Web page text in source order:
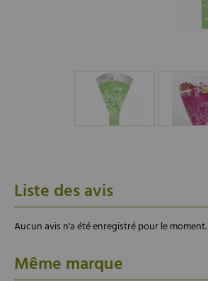
Liste des avis
Aucun avis n'a été enregistré pour le moment.
Même marque